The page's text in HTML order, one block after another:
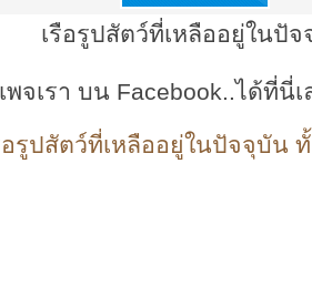
เรือรูปสัตว์ที่เหลืออยู่ในปั
จเรา บน Facebook..ได้ที่นี่เ
อรูปสัตว์ที่เหลืออยู่ในปัจจุบัน